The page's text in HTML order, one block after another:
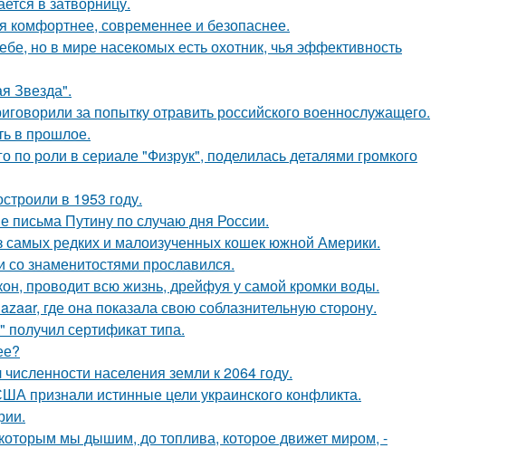
комфортнее, современнее и безопаснее.
но в мире насекомых есть охотник, чья эффективность
Звезда".
за попытку отравить российского военнослужащего.
в прошлое.
по роли в сериале "Физрук", поделилась деталями громкого
в 1953 году.
Путину по случаю дня России.
самых редких и малоизученных кошек южной Америки.
знаменитостями прославился.
проводит всю жизнь, дрейфуя у самой кромки воды.
где она показала свою соблазнительную сторону.
сертификат типа.
населения земли к 2064 году.
признали истинные цели украинского конфликта.
которым мы дышим, до топлива, которое движет миром, -